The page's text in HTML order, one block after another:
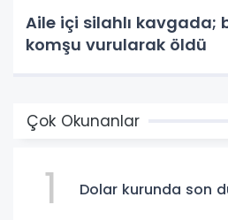
Aile içi silahlı kavgada;
komşu vurularak öldü
Çok Okunanlar
1 Dolar kurunda son